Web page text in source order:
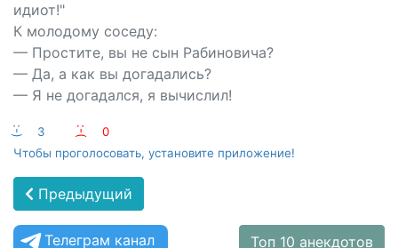
идиот!"
К молодому соседу:
— Простите, вы не сын Рабиновича?
— Да, а как вы догадались?
— Я не догадался, я вычислил!
:-) 3 :-(
0
Чтобы проголосовать, установите приложение!
Предыдущий
Телеграм канал Топ 10 анекдотов